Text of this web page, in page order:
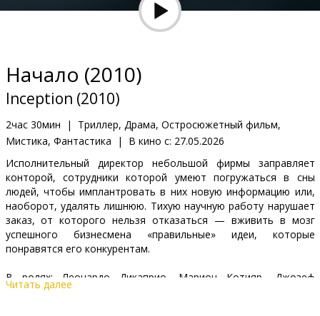
Клуб
Начало (2010)
Inception (2010)
2час 30мин |
Триллер, Драма, Остросюжетный фильм,
Мистика, Фантастика
| В кино с: 27.05.2026
Исполнительный директор небольшой фирмы заправляет
конторой, сотрудники которой умеют погружаться в сны
людей, чтобы имплантровать в них новую информацию или,
наоборот, удалять лишнюю. Тихую научную работу нарушает
заказ, от которого нельзя отказаться — вживить в мозг
успешного бизнесмена «правильные» идеи, которые
понравятся его конкурентам.
В ролях: Леонардо Дикаприо, Марион Котияр, Джозеф
Гордон-Левитт, Эллен Пэйдж, Киллиан Мёрфи, Майкл Кейн.
Читать далее